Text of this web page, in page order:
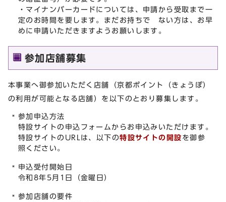
・マイナンバーカードについては、申請から受取まで一
定のお時間を要します。まだお持ちで ない方は、お早
めに申請いただきますようお願いします。
参加店舗募集
本事業へ御参加いただく店舗（京都ポイント（きょうぽ）
の利用が可能となる店舗）を以下のとおり募集します。
参加申込方法
特設サイトの申込フォームからお申込みいただけます。
特設サイトのURLは、以下の特設サイトの開設 を御参
照ください。
申込受付開始日
令和8年5月1日（金曜日）
参加店舗の要件